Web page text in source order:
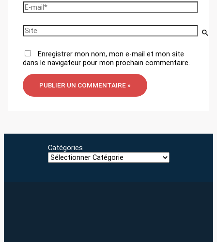
E-
mail*
Site
Enregistrer mon nom, mon e-mail et mon site
dans le navigateur pour mon prochain commentaire.
Catégories